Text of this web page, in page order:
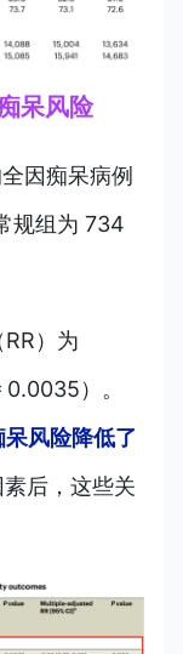
呆风险
因痴呆病例
规组为 734
）为
）。
风险降低了
后，这些关